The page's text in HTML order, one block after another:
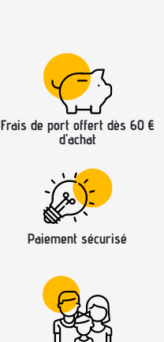
Frais de port offert dès 60 €
d’achat
Paiement sécurisé